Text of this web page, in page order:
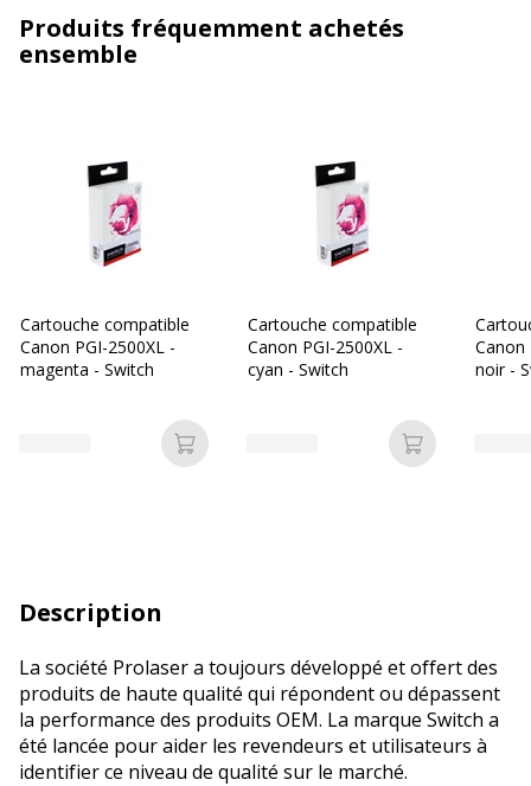
Produits fréquemment achetés
ensemble
Cartouche compatible
Canon PGI-2500XL -
magenta - Switch
Ajouter au panier
Cartouche compatible
Canon PGI-2500XL -
cyan - Switch
Ajouter au
Canon
noir -
Description
La société Prolaser a toujours développé et offert des
produits de haute qualité qui répondent ou dépassent
la performance des produits OEM. La marque Switch a
été lancée pour aider les revendeurs et utilisateurs à
identifier ce niveau de qualité sur le marché.